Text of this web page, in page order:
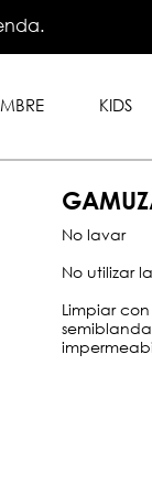
a
Visa,
KIDS
No lavar
No utilizar
Limpiar